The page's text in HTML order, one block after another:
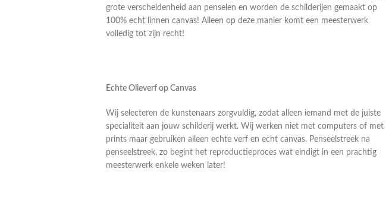
grote verscheidenheid aan penselen en worden de schilderijen gemaakt op
100% echt linnen canvas! Alleen op deze manier komt een meesterwerk
volledig tot zijn recht!
Echte Olieverf op Canvas
Wij selecteren de kunstenaars zorgvuldig, zodat alleen iemand met de juiste
specialiteit aan jouw schilderij werkt. Wij werken niet met computers of met
prints maar gebruiken alleen echte verf en echt canvas. Penseelstreek na
penseelstreek, zo begint het reproductieproces wat eindigt in een prachtig
meesterwerk enkele weken later!